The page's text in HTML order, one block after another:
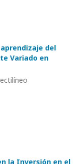
del
Variado en
la Inversión en el